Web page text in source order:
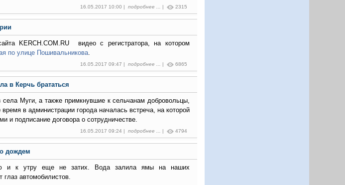
16.05.2017 10:00 | подробнее ... | 2315
KERCH.COM.RU видео с регистратора, на котором
по улице Пошивальникова.
16.05.2017 09:47 | подробнее ... | 6865
в Керчь брататься
Муги, а также примкнувшие к сельчанам добровольцы,
в администрации города началась встреча, на которой
и подписание договора о сотрудничестве.
16.05.2017 09:24 | подробнее ... | 4794
дождем
и к утру еще не затих. Вода залила ямы на наших
глаз автомобилистов.